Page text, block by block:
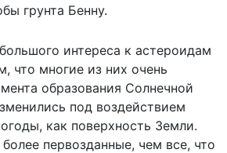
грунта Бенну.
интереса к астероидам
что многие из них очень
образования Солнечной
под воздействием
как поверхность Земли.
первозданные, чем все, что